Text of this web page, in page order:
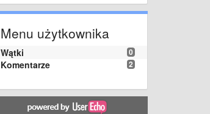
Menu użytkownika
0
Wątki
2
Komentarze